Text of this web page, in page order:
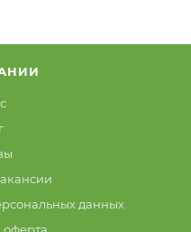
данных